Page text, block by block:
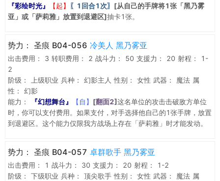
『彩绘时光』
【起】 〖1回合1次〗 [从自己的手牌将1张「黑乃雾
亚」或「萨莉雅」放置到退避区]抽卡1张。
势力： 圣痕 B04-056 冷美人 黑乃雾亚
出击费用： 3 转职费用： 2 战斗力： 50 支援力： 20 射程：
1-
2
阶级：
上级职业 兵种： 幻影主人 性别： 女性 武器： 魔法 属
性：
幻影
能力：
『幻想舞台』 【自】 [翻面2]这名单位的攻击击破敌方单位
时，你可以支付费用。如果支付，对手选择他自己的1张手牌，放置
到退避区。这个能力仅限我方战场上存在「萨莉雅」时才能发动。
势力： 圣痕 B04-057 卓群歌手 黑乃雾亚
出击费用： 1 战斗力： 30 支援力： 20 射程：
1-2
阶级：
下级职业 兵种： 顶尖歌手 性别： 女性 武器： 魔法 属